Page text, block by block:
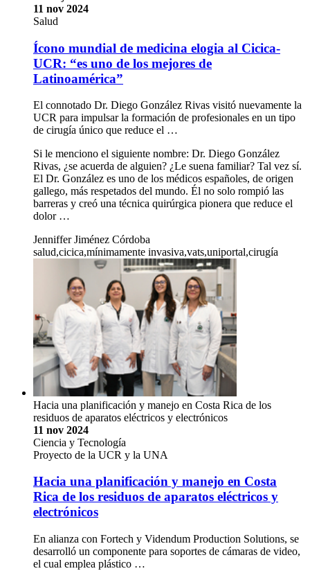
11 nov 2024
Salud
Ícono mundial de medicina elogia al Cicica-
UCR: “es uno de los mejores de
Latinoamérica”
El connotado Dr. Diego González Rivas visitó nuevamente la
UCR para impulsar la formación de profesionales en un tipo
de cirugía único que reduce el …
Si le menciono el siguiente nombre: Dr. Diego González
Rivas, ¿se acuerda de alguien? ¿Le suena familiar? Tal vez sí.
El Dr. González es uno de los médicos españoles, de origen
gallego, más respetados del mundo. Él no solo rompió las
barreras y creó una técnica quirúrgica pionera que reduce el
dolor …
Jenniffer Jiménez Córdoba
salud,cicica,mínimamente invasiva,vats,uniportal,cirugía
Hacia una planificación y manejo en Costa Rica de los
residuos de aparatos eléctricos y electrónicos
11 nov 2024
Ciencia y Tecnología
Proyecto de la UCR y la UNA
Hacia una planificación y manejo en Costa
Rica de los residuos de aparatos eléctricos y
electrónicos
En alianza con Fortech y Videndum Production Solutions, se
desarrolló un componente para soportes de cámaras de video,
el cual emplea plástico …